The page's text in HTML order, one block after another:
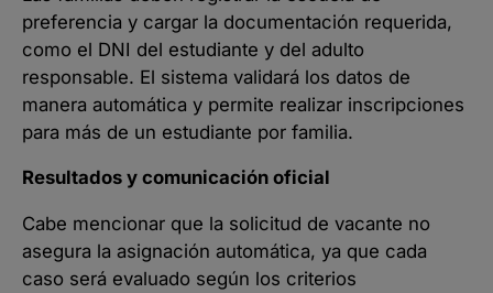
preferencia y cargar la documentación requerida,
como el DNI del estudiante y del adulto
responsable. El sistema validará los datos de
manera automática y permite realizar inscripciones
para más de un estudiante por familia.
Resultados y comunicación oficial
Cabe mencionar que la solicitud de vacante no
asegura la asignación automática, ya que cada
caso será evaluado según los criterios